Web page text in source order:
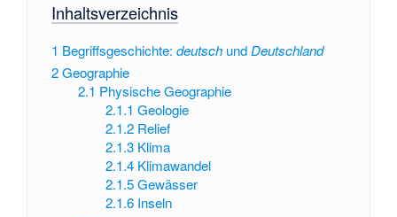
Inhaltsverzeichnis
1 Begriffsgeschichte: deutschundDeutschland
2Geographie
2.1 Physische Geographie
2.1.1 Geologie
2.1.2 Relief
2.1.3 Klima
2.1.4 Klimawandel
2.1.5 Gewässer
2.1.6 Inseln